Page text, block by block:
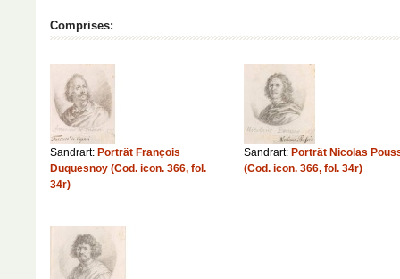
Comprises:
Sandrart: Porträt François
Duquesnoy (Cod. icon. 366, fol.
34r)
Sandrart: Porträt Nicolas
(Cod. icon. 366, fol. 34r)